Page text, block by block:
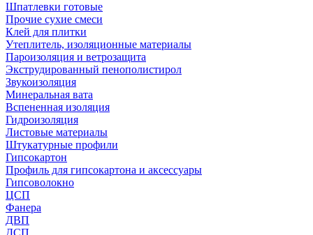
Шпатлевки готовые
Прочие сухие смеси
Клей для плитки
Утеплитель, изоляционные материалы
Пароизоляция и ветрозащита
Экструдированный пенополистирол
Звукоизоляция
Минеральная вата
Вспененная изоляция
Гидроизоляция
Листовые материалы
Штукатурные профили
Гипсокартон
Профиль для гипсокартона и аксессуары
Гипсоволокно
ЦСП
Фанера
ДВП
ДСП